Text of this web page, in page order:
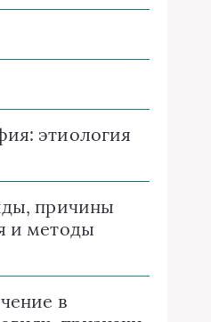
этиология
причины
и методы
в